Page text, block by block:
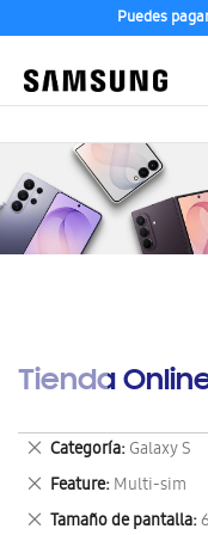
Puedes
Tienda
Categoría Galaxy S
Eliminar
este
artículo
Feature Multi-sim
Eliminar
este
Tamaño de pantalla
Eliminar